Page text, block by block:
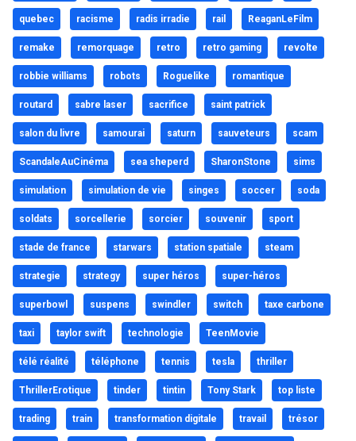
quebec racisme radis irradie rail ReaganLeFilm
remake remorquage retro retro gaming revolte
robbie williams robots Roguelike romantique
routard sabre laser sacrifice saint patrick
salon du livre samourai saturn sauveteurs scam
ScandaleAuCinéma sea sheperd SharonStone sims
simulation simulation de vie singes soccer soda
soldats sorcellerie sorcier souvenir sport
stade de france starwars station spatiale steam
strategie strategy super héros super-héros
superbowl suspens swindler switch taxe carbone
taxi taylor swift technologie TeenMovie
télé réalité téléphone tennis tesla thriller
ThrillerErotique tinder tintin Tony Stark top liste
trading train transformation digitale travail trésor